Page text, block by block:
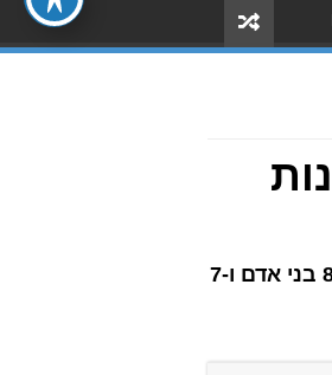
מנתוני עמותת אור ירוק עולה כי בעשור שבין 2012 ל-2021 נפגעו בתאונות דרכים בצמתים עירוניים בבקעת אונו 819 בני אדם ו-7